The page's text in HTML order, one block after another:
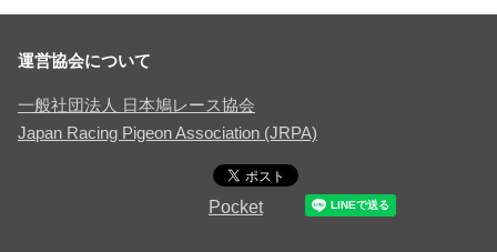
運営協会について
一般社団法人 日本鳩レース協会
Japan Racing Pigeon Association (JRPA)
Pocket